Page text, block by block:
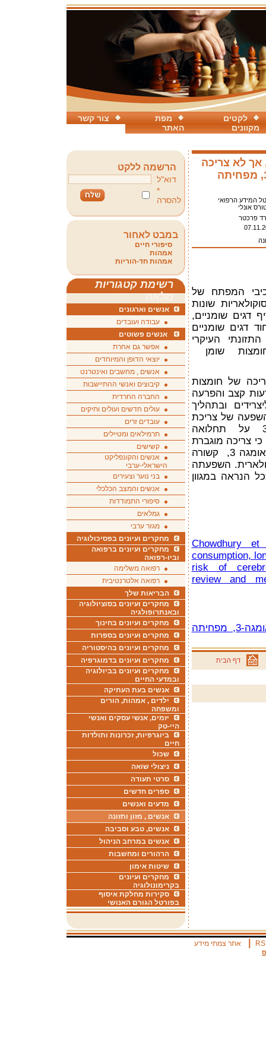
צור קשר
מפת
האתר
לקטים
מקוונים
אך לא צריכה
של אומגה-3, מפחיתה
המידע הרפואי
אונלי
פרכטר
המפתח של
שונות
דגים שומניים,
דגים שומניים
העיקרי
אומגה 3 (חומצות שומן
של חומצות
קצב והפרעה
ובתהליך
של צריכת
דגים וחומצות שומן אומגה 3 על תחלואה
צריכה מוגברת
של דגים, אך לא של חומצות שומן אומגה 3, קשורה
השפעתה
הנראה במגוון
Chowdhury
consumption,
risk of
review and
צריכת דגים, אך לא צריכה של אומגה-3, מפחיתה
דף הבית
הרשמה ללקט
דוא"ל
*
להסרה
במבט לאחור
סיפורי חיים
אמהות
אמהות חד-הוריות
רשימת קטגוריות
מלאה
אנשים וארגונים
עבודה ועובדים
אנשים פשוטים
אפשר גם אחרת
יוצאי הדופן והמיוחדים
אנשים , מחשבים ואינטרנט
קיבוצים ואנשי ההתיישבות
החברה החרדית
עולים חדשים ועולים ותיקים
עובדים זרים
תרמילאים ומטיילים
קשישים
אנשים והקונפליקט
הישראלי-ערבי
בני נוער וצעירים
אנשים והמצב הכלכלי
סיפורי התמודדות
גמלאים
מגזר ערבי
מחקרים ועיונים בפסיכולוגיה
מחקרים ועיונים ברפואה
וביו-רפואה
רפואה משלימה
רפואה אלטרנטיבית
הבריאות שלך
מחקרים ועיונים בסוציולוגיה
ובאנתרופולגיה
מחקרים ועיונים בחינוך
מחקרים ועיונים בספרות
מחקרים ועיונים בהיסטוריה
מחקרים ועיונים בדמוגרפיה
מחקרים ועיונים בביולוגיה
ובמדעי החיים
אנשים בעת העתיקה
ילדים , אמהות, הורים
ומשפחה
יזמים, אנשי עסקים ואנשי
היי-טק
ביוגרפיות, זכרונות ותולדות
חיים
שכול
ניצולי שואה
סרטי תעודה
ספרים חדשים
מדעים ואנשים
אנשים , מזון ותזונה
אנשים, טבע וסביבה
אנשים במרחב הניהול
הרהורים ומחשבות
שיטות אימון
מחקרים ועיונים
בקרימונולוגיה
סקירות מחלקת איסוף
בפורטל הגורם האנושי
אתר צמתי מידע